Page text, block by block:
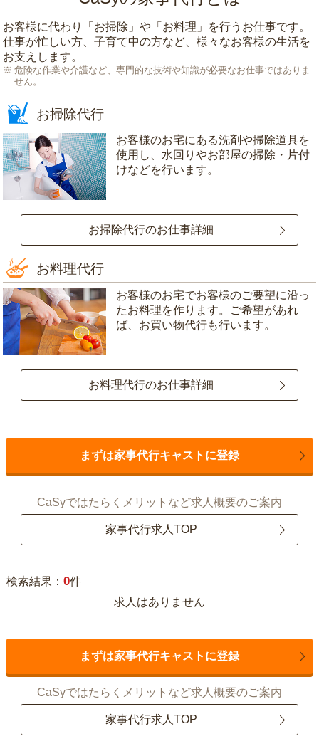
お客様に代わり「 お掃除 」や「 お料理 」を行うお仕事です。
仕事が忙しい方、子育て中の方など、様々なお客様の生活を
お支えします。
危険な作業や介護など、専門的な技術や知識が必要なお仕事ではありま
せん。
お掃除代行
お客様のお宅にある洗剤や掃除道具を
使用し、水回りやお部屋の掃除・片付
けなどを行います。
お掃除代行のお仕事詳細
お料理代行
お客様のお宅でお客様のご要望に沿っ
たお料理を作ります。ご希望があれ
ば、お買い物代行も行います。
お料理代行のお仕事詳細
まずは家事代行キャストに登録
CaSyではたらくメリットなど求人概要のご案内
家事代行求人TOP
検索結果： 0件
求人はありません
まずは家事代行キャストに登録
CaSyではたらくメリットなど求人概要のご案内
家事代行求人TOP